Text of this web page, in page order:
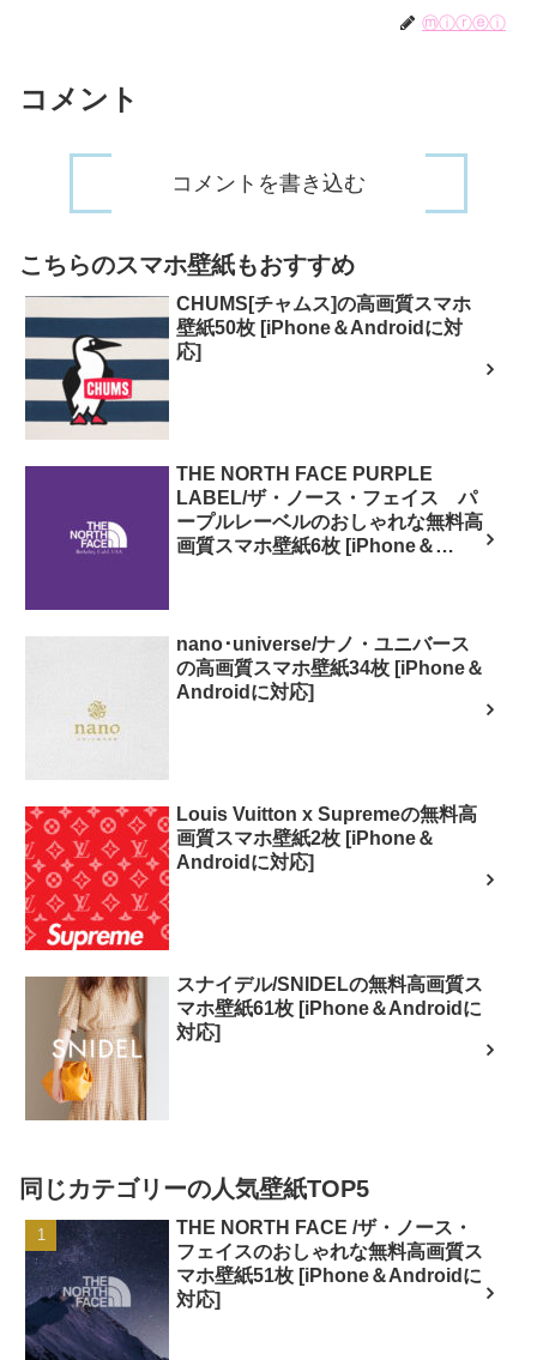
ⓜⓘⓡⓔⓘ
コメント
コメントを書き込む
こちらのスマホ壁紙もおすすめ
CHUMS[チャムス]の高画質スマホ
壁紙50枚 [iPhone＆Androidに対
応]
THE NORTH FACE PURPLE
LABEL/ザ・ノース・フェイス パ
ープルレーベルのおしゃれな無料高
画質スマホ壁紙6枚 [iPhone＆
nano･universe/ナノ・ユニバース
の高画質スマホ壁紙34枚 [iPhone＆
Androidに対応]
Louis Vuitton x Supremeの無料高
画質スマホ壁紙2枚 [iPhone＆
Androidに対応]
スナイデル/SNIDELの無料高画質ス
マホ壁紙61枚 [iPhone＆Androidに
対応]
同じカテゴリーの人気壁紙TOP5
THE NORTH FACE /ザ・ノース・
フェイスのおしゃれな無料高画質ス
マホ壁紙51枚 [iPhone＆Androidに
対応]